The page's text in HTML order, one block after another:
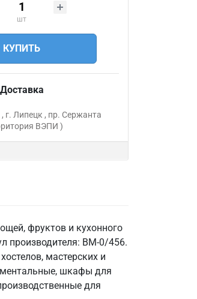
шт
КУПИТЬ
Доставка
г. Липецк , пр. Сержанта
ВЭПИ )
фруктов и кухонного
производителя: ВМ-0/456.
мастерских и
шкафы для
для